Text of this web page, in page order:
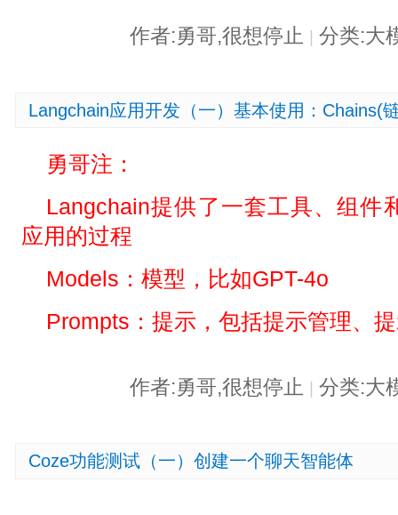
作者:勇哥,很想停止 分类:大
Langchain应用开发（一）基本使用：Chains(
勇哥注：
Langchain提供了一套工具、组件
应用的过程
Models：模型，比如GPT-4o
Prompts：提示，包括提示管理、
作者:勇哥,很想停止 分类:大
Coze功能测试（一）创建一个聊天智能体